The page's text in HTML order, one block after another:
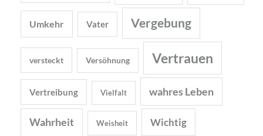
Umkehr Vater Vergebung
versteckt Versöhnung Vertrauen
Vertreibung Vielfalt wahres Leben
Wahrheit Weisheit Wichtig